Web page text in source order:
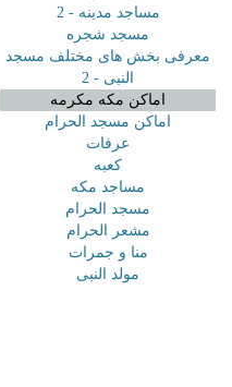
مساجد مدینه - 2
مسجد شجره
معرفی بخش های مختلف مسجد
النبی - 2
اماکن مکه مکرمه
اماکن مسجد الحرام
عرفات
کعبه
مساجد مکه
مسجد الحرام
مشعر الحرام
منا و جمرات
مولد النبی